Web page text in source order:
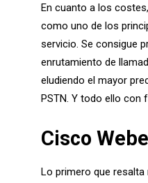
En cuanto a los
como uno de los
servicio. Se consigue
enrutamiento de
eludiendo el mayor
PSTN. Y todo ello con
Cisco
Lo primero que